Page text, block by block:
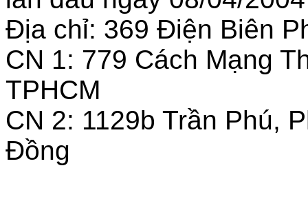
Địa chỉ: 369 Điện Biên
CN 1: 779 Cách Mạng
TPHCM
CN 2: 1129b Trần Phú,
Đồng